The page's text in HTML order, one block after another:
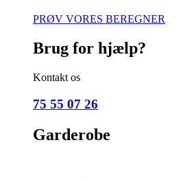
PRØV VORES BEREGNER
Brug for hjælp?
Kontakt os
75 55 07 26
Garderobe